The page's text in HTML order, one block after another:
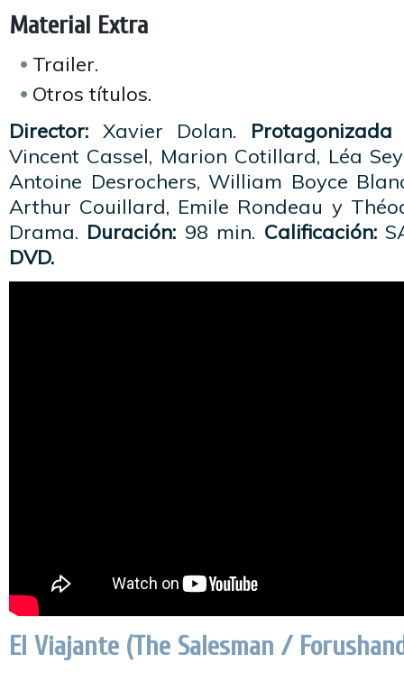
Material Extra
Trailer.
Otros títulos.
Director: Xavier Dolan. Protagonizada
Vincent Cassel, Marion Cotillard, Léa
Antoine Desrochers, William Boyce
Arthur Couillard, Emile Rondeau y
Drama. Duración: 98 min. Calificación:
DVD.
El Viajante (The Salesman /